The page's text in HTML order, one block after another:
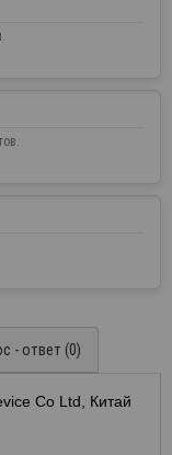
- ответ (0)
Co Ltd, Китай